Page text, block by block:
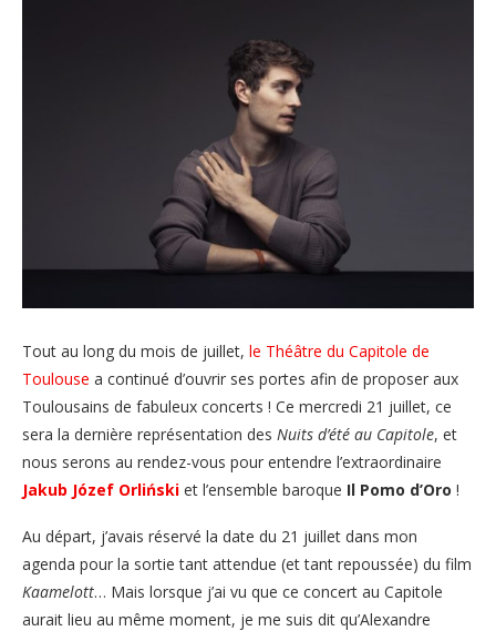
Tout au long du mois de juillet, le Théâtre du Capitole de
Toulouse a continué d’ouvrir ses portes afin de proposer aux
Toulousains de fabuleux concerts ! Ce mercredi 21 juillet, ce
sera la dernière représentation des Nuits d’été au Capitole, et
nous serons au rendez-vous pour entendre l’extraordinaire
Jakub Józef Orliński et l’ensemble baroque Il Pomo d’Oro !
Au départ, j’avais réservé la date du 21 juillet dans mon
agenda pour la sortie tant attendue (et tant repoussée) du film
Kaamelott… Mais lorsque j’ai vu que ce concert au Capitole
aurait lieu au même moment, je me suis dit qu’Alexandre